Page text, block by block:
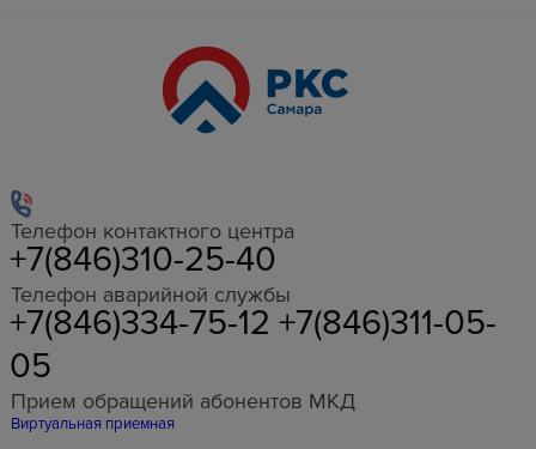
Телефон контактного центра
+7(846)310-25-40
Телефон аварийной службы
+7(846)334-75-12 +7(846)311-05-
05
Прием обращений абонентов МКД
Виртуальная приемная